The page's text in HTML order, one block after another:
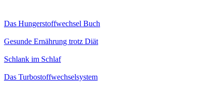
Das Hungerstoffwechsel Buch
Gesunde Ernährung trotz Diät
Schlank im Schlaf
Das Turbostoffwechselsystem